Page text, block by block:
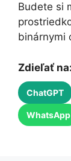
Budete si
binárnymi
Zdieľať na:
ChatGPT
WhatsApp